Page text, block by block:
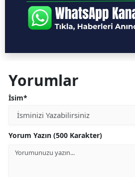
Yorumlar
İsim*
Yorum Yazın (500 Karakter)